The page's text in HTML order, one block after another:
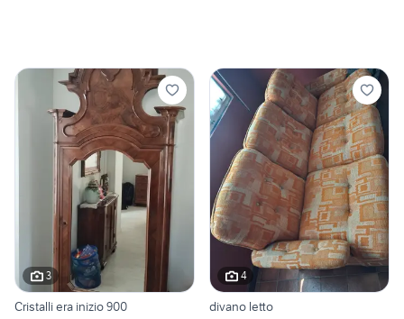
3
Cristalli era inizio 900
4
divano letto